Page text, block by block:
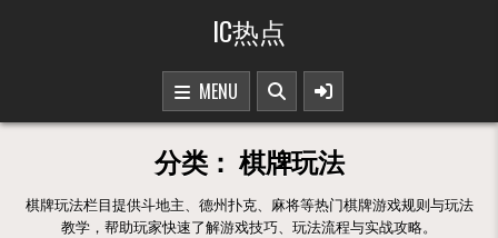
IC热点
MENU
分类： 棋牌玩法
棋牌玩法栏目提供斗地主、德州扑克、麻将等热门棋牌游戏规则与玩法
教学，帮助玩家快速了解游戏技巧、玩法流程与实战攻略。